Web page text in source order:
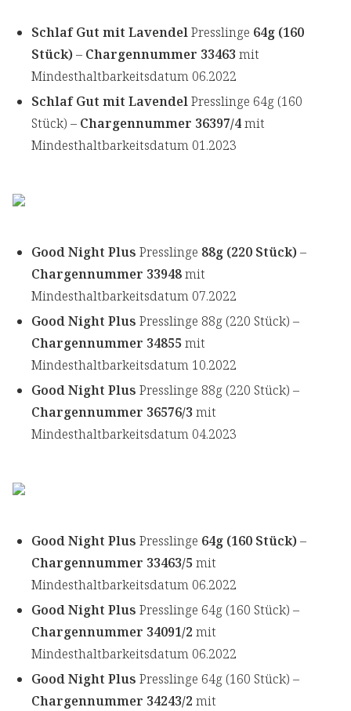
Schlaf Gut mit LavendelPresslinge 64g (160
Stück) – Chargennummer 33463 mit
Mindesthaltbarkeitsdatum 06.2022
Schlaf Gut mit LavendelPresslinge 64g (160
Stück) – Chargennummer 36397/4mit
Mindesthaltbarkeitsdatum 01.2023
Good Night Plus Presslinge 88g (220 Stück) –
Chargennummer 33948mit
Mindesthaltbarkeitsdatum 07.2022
Good Night Plus Presslinge 88g (220 Stück) –
Chargennummer 34855 mit
Mindesthaltbarkeitsdatum 10.2022
Good Night Plus Presslinge 88g (220 Stück) –
Chargennummer 36576/3 mit
Mindesthaltbarkeitsdatum 04.2023
Good Night Plus Presslinge 64g (160 Stück) –
Chargennummer 33463/5 mit
Mindesthaltbarkeitsdatum 06.2022
Good Night Plus Presslinge 64g (160 Stück) –
Chargennummer 34091/2 mit
Mindesthaltbarkeitsdatum 06.2022
Good Night Plus Presslinge 64g (160 Stück) –
Chargennummer 34243/2 mit